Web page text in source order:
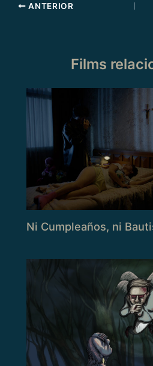
ANTERIOR
Films
Ni Cumpleaños, ni